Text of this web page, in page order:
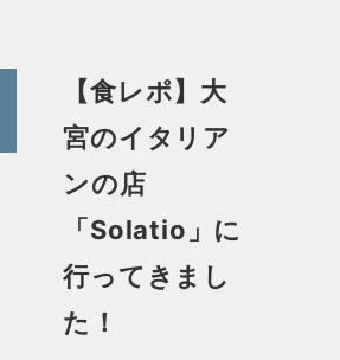
【食レポ】大
宮のイタリア
ンの店
「Solatio」に
行ってきまし
た！